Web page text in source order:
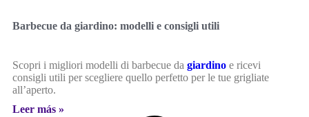
Barbecue da giardino: modelli e consigli utili
Scopri i migliori modelli di barbecue da giardino e ricevi
consigli utili per scegliere quello perfetto per le tue grigliate
all’aperto.
Leer más »